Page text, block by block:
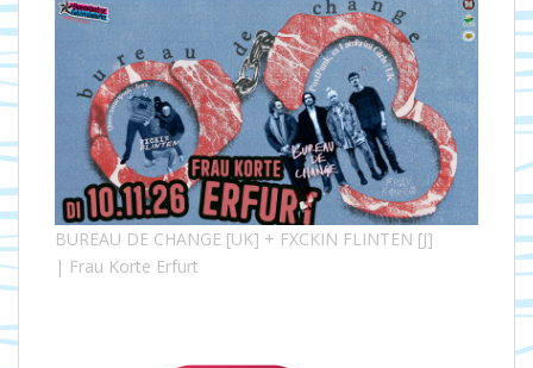
BUREAU DE CHANGE [UK] + FXCKIN FLINTEN [J]
| Frau Korte Erfurt